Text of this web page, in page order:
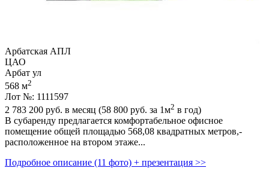
Арбатская АПЛ
ЦАО
Арбат ул
568 м2
Лот №: 1111597
2 783 200 руб. в месяц (58 800 руб. за 1м2 в год)
В субаренду предлагается комфортабельное офисное
помещение общей площадью 568,­08 квадратных метров,­
расположенное на втором этаже...
Подробное описание (11 фото) + презентация >>